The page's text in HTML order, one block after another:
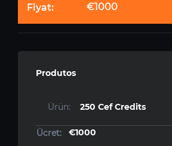
€1000
Produtos
250 Cef Credits
€1000